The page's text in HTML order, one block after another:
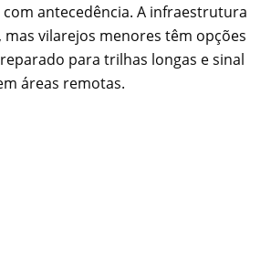
antecedência. A infraestrutura
mas vilarejos menores têm opções
para trilhas longas e sinal
áreas remotas.